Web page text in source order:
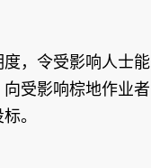
，令受影响人士能
受影响棕地作业者
。